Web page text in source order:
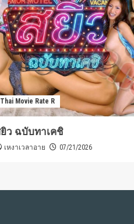
Thai Movie Rate R
ว ฉบับทาเคชิ
เหงาเวลาอาย 07/21/2026